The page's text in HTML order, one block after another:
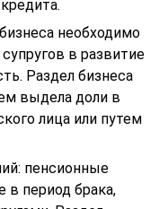
необходимо
в развитие
Раздел бизнеса
выдела доли в
лица или путем
пенсионные
в период брака,